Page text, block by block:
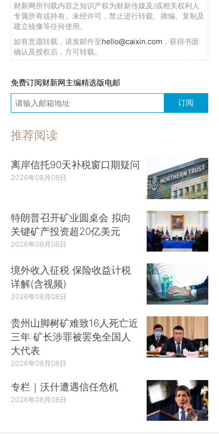
财新网所刊载内容之知识产权为财新传媒及/或相关权利人
专属所有或持有。未经许可，禁止进行转载、摘编、复制及
建立镜像等任何使用。
如有意愿转载，请发邮件至hello@caixin.com ，获得书面
确认及授权后，方可转载。
免费订阅财新网主编精选版电邮
订阅
推荐阅读
离岸信托90天补税窗口期疑问
2026年08月08日
特朗普召开矿业圆桌会 拟向
关键矿产投资超20亿美元
2026年08月08日
境外收入征税 保险收益计税
详解(含视频)
2026年08月08日
贵州山脚树矿难致16人死亡近
三年 矿长涉罪被罢免全国人
大代表
2026年08月08日
专栏｜沃什遭遇信任危机
2026年08月08日